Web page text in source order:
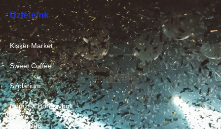
Üzleteink
Kisker Market
Sweet Coffee
Szolárium
Nemzeti Dohánybolt
Retro Pub